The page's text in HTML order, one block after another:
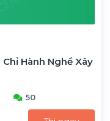
Hành Nghề Xây
50